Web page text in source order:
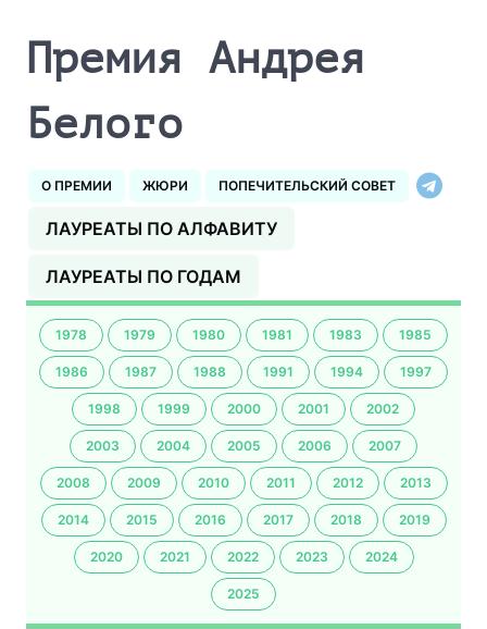
Премия Андрея
Белого
О ПРЕМИИ ЖЮРИ ПОПЕЧИТЕЛЬСКИЙ СОВЕТ
ЛАУРЕАТЫ ПО АЛФАВИТУ
ЛАУРЕАТЫ ПО ГОДАМ
1978 1979 1980 1981 1983 1985
1986 1987 1988 1991 1994 1997
1998 1999 2000 2001 2002
2003 2004 2005 2006 2007
2008 2009 2010 2011 2012 2013
2014 2015 2016 2017 2018 2019
2020 2021 2022 2023 2024
2025